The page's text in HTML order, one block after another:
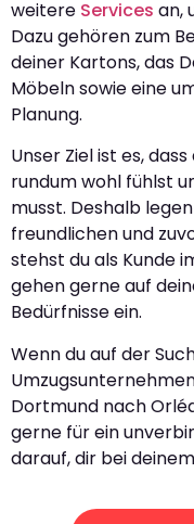
weitere Services an,
Dazu gehören zum
deiner Kartons, das
Möbeln sowie eine
Planung.
Unser Ziel ist es,
rundum wohl fühlst
musst. Deshalb
freundlichen und
stehst du als Kunde
gehen gerne auf
Bedürfnisse ein.
Wenn du auf der
Dortmund nach
gerne für ein
darauf, dir bei